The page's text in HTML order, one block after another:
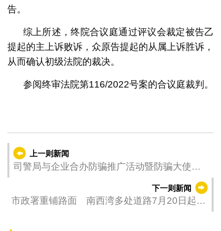
告。
综上所述，终院合议庭通过评议会裁定被告乙
提起的主上诉败诉，众原告提起的从属上诉胜诉，
从而确认初级法院的裁决。
参阅终审法院第116/2022号案的合议庭裁判。
上一则新闻
司警局与企业合办防骗推广活动暨防骗大使嘉
下一则新闻
市政署重铺路面 南西湾多处道路7月20日起分